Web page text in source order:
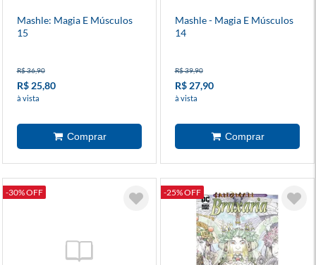
Mashle: Magia E Músculos
15
R$ 36,90
R$ 25,80
à vista
Mashle - Magia E Músculos
14
R$ 39,90
R$ 27,90
à vista
-30% OFF -25% OFF